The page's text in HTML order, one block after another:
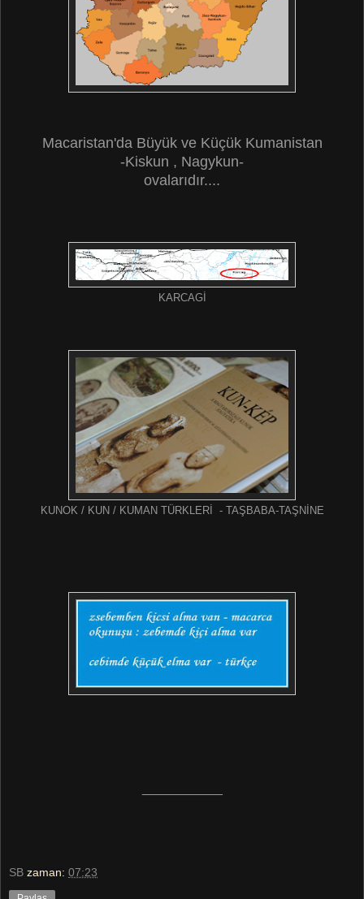
Macaristan'da Büyük ve Küçük Kumanistan
-Kiskun , Nagykun-
ovalarıdır....
KARCAGİ
KUNOK / KUN / KUMAN TÜRKLERİ - TAŞBABA-TAŞNİNE
SB zaman: 07:23